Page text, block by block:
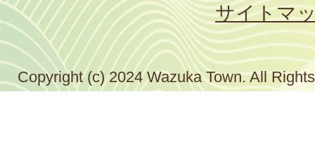
サイトマ
Copyright (c) 2024 Wazuka Town. All